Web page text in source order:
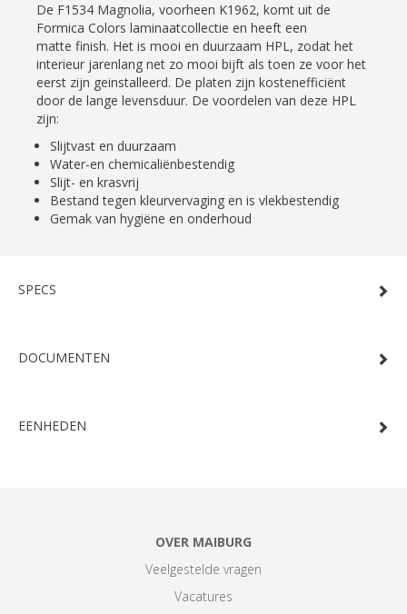
De F1534 Magnolia, voorheen K1962, komt uit de
Formica Colors laminaatcollectie en heeft een
matte finish. Het is mooi en duurzaam HPL, zodat het
interieur jarenlang net zo mooi bijft als toen ze voor het
eerst zijn geinstalleerd. De platen zijn kostenefficiënt
door de lange levensduur. De voordelen van deze HPL
zijn:
Slijtvast en duurzaam
Water-en chemicaliënbestendig
Slijt- en krasvrij
Bestand tegen kleurvervaging en is vlekbestendig
Gemak van hygiëne en onderhoud
SPECS
DOCUMENTEN
EENHEDEN
OVER MAIBURG
Veelgestelde vragen
Vacatures